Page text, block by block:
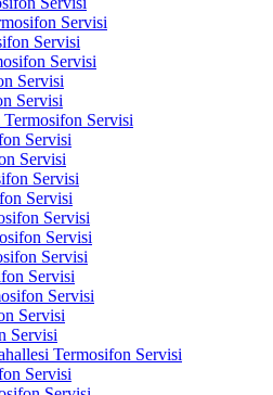
Servisi
Servisi
Servisi
Servisi
Servisi
Servisi
Servisi
Servisi
Servisi
Servisi
Servisi
Servisi
Servisi
Servisi
Servisi
Servisi
Servisi
Termosifon Servisi
Servisi